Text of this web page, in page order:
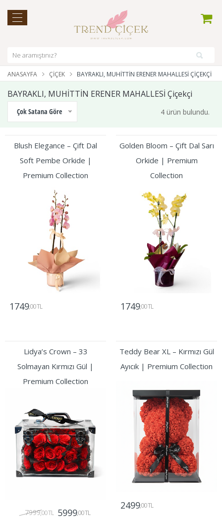
ANASAYFA ÇIÇEK BAYRAKLI, MUHİTTİN ERENER MAHALLESİ ÇIÇEKÇI
BAYRAKLI, MUHİTTİN ERENER MAHALLESİ Çiçekçi
Çok Satana Göre 4 ürün bulundu.
Blush Elegance – Çift Dal
Soft Pembe Orkide |
Premium Collection
1749,00 TL
Golden Bloom – Çift Dal Sarı
Orkide | Premium
Collection
1749,00 TL
Lidya’s Crown – 33
Solmayan Kırmızı Gül |
Premium Collection
7999,00 TL 5999,00 TL
Teddy Bear XL – Kırmızı Gül
Ayıcık | Premium Collection
2499,00 TL